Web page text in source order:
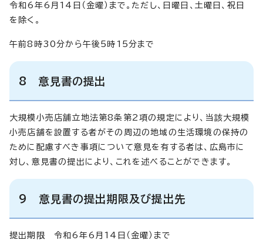
令和6年6月14日（金曜）まで。ただし、日曜日、土曜日、祝日
を除く。
午前8時30分から午後5時15分まで
8 意見書の提出
大規模小売店舗立地法第8条第2項の規定により、当該大規模
小売店舗を設置する者がその周辺の地域の生活環境の保持の
ために配慮すべき事項について意見を有する者は、広島市に
対し、意見書の提出により、これを述べることができます。
9 意見書の提出期限及び提出先
提出期限 令和6年6月14日（金曜）まで